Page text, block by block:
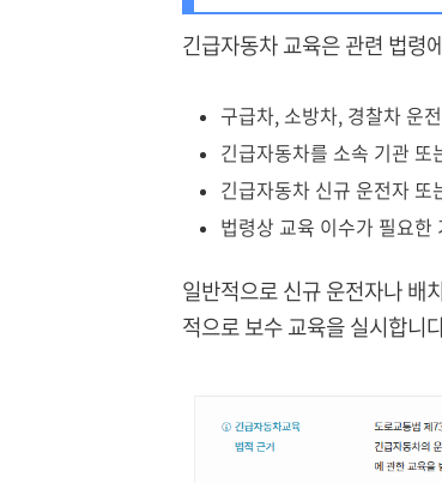
긴급자동차 교육은 관련 법령
구급차, 소방차, 경찰차 운
긴급자동차를 소속 기관
긴급자동차 신규 운전자 또
법령상 교육 이수가 필요한
일반적으로 신규 운전자나 배
적으로 보수 교육을 실시합니